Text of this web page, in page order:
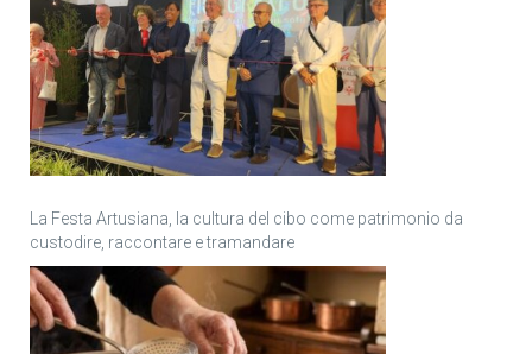
La Festa Artusiana, la cultura del cibo come patrimonio da
custodire, raccontare e tramandare